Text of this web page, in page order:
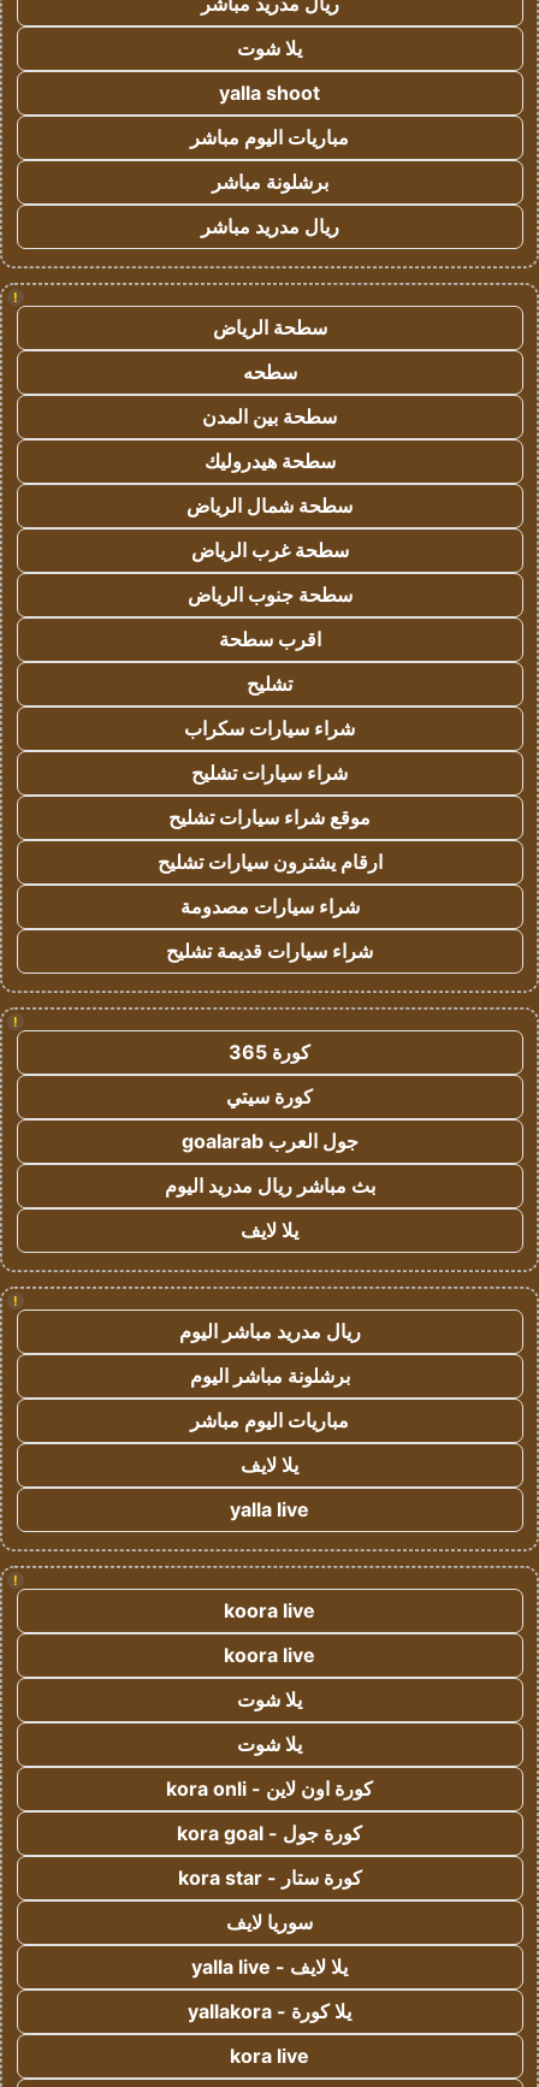
يلا شوت
yalla shoot
مباريات اليوم مباشر
برشلونة مباشر
ريال مدريد مباشر
!
سطحة الرياض
سطحه
سطحة بين المدن
سطحة هيدروليك
سطحة شمال الرياض
سطحة غرب الرياض
سطحة جنوب الرياض
اقرب سطحة
تشليح
شراء سيارات سكراب
شراء سيارات تشليح
موقع شراء سيارات تشليح
ارقام يشترون سيارات تشليح
شراء سيارات مصدومة
شراء سيارات قديمة تشليح
!
كورة 365
كورة سيتي
جول العرب goalarab
بث مباشر ريال مدريد اليوم
يلا لايف
!
ريال مدريد مباشر اليوم
برشلونة مباشر اليوم
مباريات اليوم مباشر
يلا لايف
yalla live
!
koora live
koora live
يلا شوت
يلا شوت
كورة اون لاين - kora onli
كورة جول - kora goal
كورة ستار - kora star
سوريا لايف
يلا لايف - yalla live
يلا كورة - yallakora
kora live